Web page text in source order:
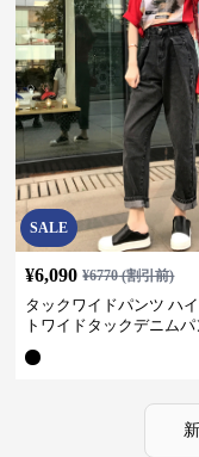
SALE
¥6,090 ¥6770(割引前)
タックワイドパンツ ハ
トワイドタックデニムパ